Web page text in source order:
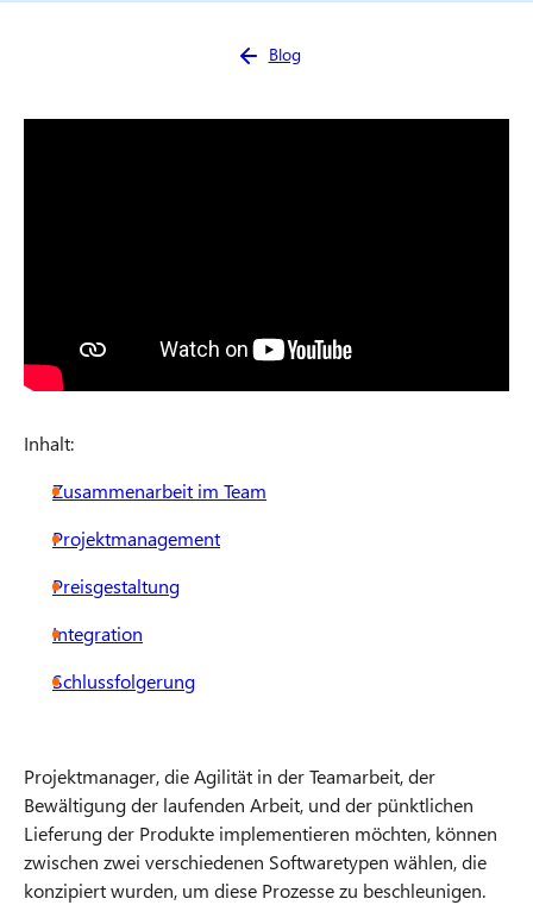
Sie sind hier:
Blog
Inhalt:
Zusammenarbeit im Team
Projektmanagement
Preisgestaltung
Integration
Schlussfolgerung
Projektmanager, die Agilität in der Teamarbeit, der
Bewältigung der laufenden Arbeit, und der pünktlichen
Lieferung der Produkte implementieren möchten, können
zwischen zwei verschiedenen Softwaretypen wählen, die
konzipiert wurden, um diese Prozesse zu beschleunigen.